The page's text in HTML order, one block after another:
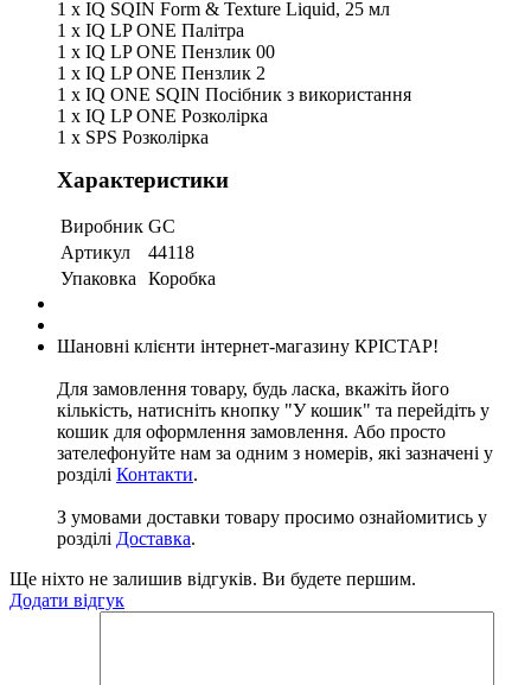
1 x IQ SQIN Form & Texture Liquid, 25 мл
1 x IQ LP ONE Палітра
1 x IQ LP ONE Пензлик 00
1 x IQ LP ONE Пензлик 2
1 x IQ ONE SQIN Посібник з використання
1 x IQ LP ONE Розколірка
1 x SPS Розколірка
Характеристики
Виробник GC
Артикул
44118
Упаковка
Коробка
Шановні клієнти інтернет-магазину КРІСТАР!
Для замовлення товару, будь ласка, вкажіть його
кількість, натисніть кнопку "У кошик" та перейдіть у
кошик для оформлення замовлення. Або просто
зателефонуйте нам за одним з номерів, які зазначені у
розділі Контакти.
З умовами доставки товару просимо ознайомитись у
розділі Доставка.
Ще ніхто не залишив відгуків. Ви будете першим.
Додати відгук